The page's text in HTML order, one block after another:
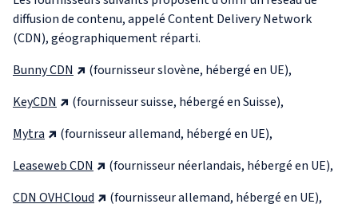
diffusion de contenu, appelé Content Delivery Network
(CDN), géographiquement réparti.
Bunny CDN
(fournisseur slovène, hébergé en UE),
KeyCDN
(fournisseur suisse, hébergé en Suisse),
Mytra
(fournisseur allemand, hébergé en UE),
Leaseweb CDN
(fournisseur néerlandais, hébergé en UE),
CDN OVHCloud
(fournisseur allemand, hébergé en UE),